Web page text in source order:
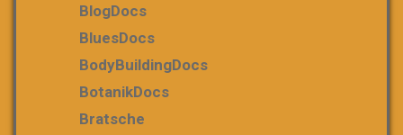
BlogDocs
BluesDocs
BodyBuildingDocs
BotanikDocs
Bratsche